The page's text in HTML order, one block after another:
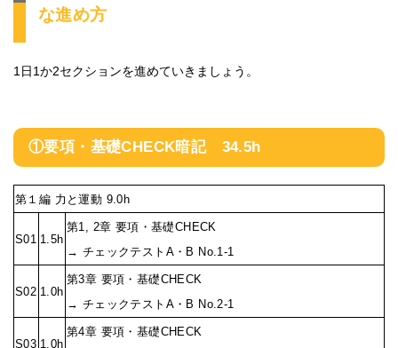
な進め方
1日1か2セクションを進めていきましょう。
①要項・基礎CHECK暗記 34.5h
第１編 力と運動 9.0h
S01 1.5h
第1, 2章 要項・基礎CHECK
→ チェックテストA・B No.1-1
S02 1.0h
第3章 要項・基礎CHECK
→ チェックテストA・B No.2-1
S03 1.0h
第4章 要項・基礎CHECK